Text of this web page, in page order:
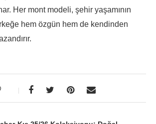
Her mont modeli, şehir yaşamının
hem özgün hem de kendinden